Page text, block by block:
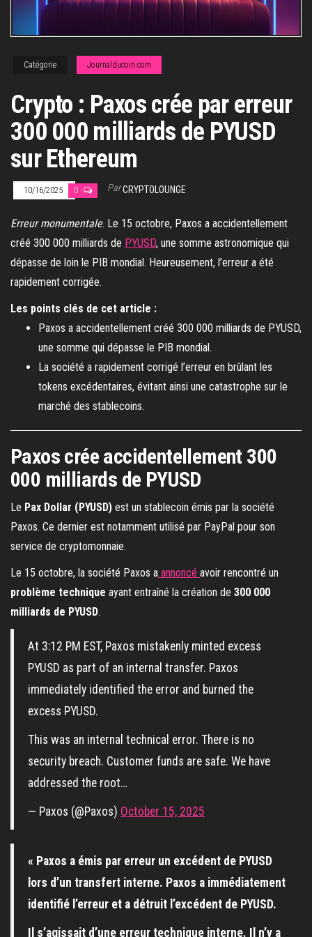
Catégorie Journalducoin.com
Crypto : Paxos crée par erreur
300 000 milliards de PYUSD
sur Ethereum
10/16/2025 0 ParCRYPTOLOUNGE
Erreur monumentale. Le 15 octobre, Paxos a accidentellement
créé 300 000 milliards de PYUSD, une somme astronomique qui
dépasse de loin le PIB mondial. Heureusement, l’erreur a été
rapidement corrigée.
Les points clés de cet article :
Paxos a accidentellement créé 300 000 milliards de PYUSD,
une somme qui dépasse le PIB mondial.
La société a rapidement corrigé l’erreur en brûlant les
tokens excédentaires, évitant ainsi une catastrophe sur le
marché des stablecoins.
Paxos crée accidentellement 300
000 milliards de PYUSD
Le Pax Dollar (PYUSD) est un stablecoin émis par la société
Paxos. Ce dernier est notamment utilisé par PayPal pour son
service de cryptomonnaie.
Le 15 octobre, la société Paxos a annoncé avoir rencontré un
problème technique ayant entraîné la création de 300 000
milliards de PYUSD.
At 3:12 PM EST, Paxos mistakenly minted excess
PYUSD as part of an internal transfer. Paxos
immediately identified the error and burned the
excess PYUSD.
This was an internal technical error. There is no
security breach. Customer funds are safe. We have
addressed the root…
— Paxos (@Paxos) October 15, 2025
« Paxos a émis par erreur un excédent de PYUSD
lors d’un transfert interne. Paxos a immédiatement
identifié l’erreur et a détruit l’excédent de PYUSD.
Il s’agissait d’une erreur technique interne. Il n’y a